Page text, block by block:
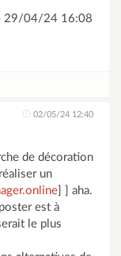
29/04/24 16:08
02/05/24 12:40
de décoration
un
] ] aha.
est à
le plus